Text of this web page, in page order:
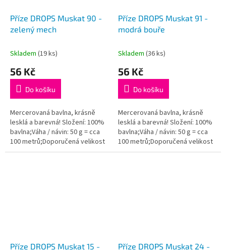
Příze DROPS Muskat 90 -
zelený mech
Skladem (19 ks)
56 Kč
Do košíku
Mercerovaná bavlna, krásně
lesklá a barevná! Složení: 100%
bavlna;Váha / návin: 50 g = cca
100 metrů;Doporučená velikost
jehlic / háčku: 4 mm. Instagram:...
Příze DROPS Muskat 91 -
modrá bouře
Skladem (36 ks)
56 Kč
Do košíku
Mercerovaná bavlna, krásně
lesklá a barevná! Složení: 100%
bavlna;Váha / návin: 50 g = cca
100 metrů;Doporučená velikost
jehlic / háčku: 4 mm. Instagram:...
Příze DROPS Muskat 15 -
Příze DROPS Muskat 24 -